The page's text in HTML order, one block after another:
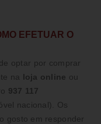
EFETUAR O
optar por comprar
na loja online ou
937 117
nacional)
. Os
gosto em responder